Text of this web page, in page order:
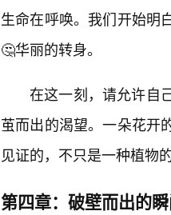
生命在呼唤。我们开始明
🤔华丽的转身。
在这一刻，请允许自
茧而出的渴望。一朵花开
见证的，不只是一种植物
第四章：破壁而出的